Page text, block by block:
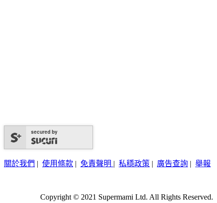
secured by
關於我們 | 使用條款 | 免責聲明 | 私穩政策 | 廣告查詢 | 舉報
Copyright © 2021 Supermami Ltd. All Rights Reserved.